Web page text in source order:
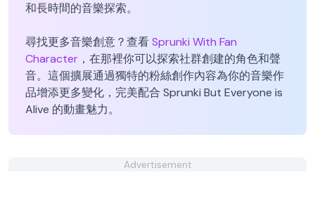
和長時間的音樂探索。
尋找更多音樂創意？查看Sprunki With Fan
Character ，在那裡你可以探索社群創建的角色和聲
音。這個擴展通過獨特的粉絲創作內容為你的音樂作
品增添更多變化，完美配合 Sprunki But Everyone is
Alive 的動畫魅力。
Advertisement